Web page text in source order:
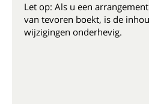
Let op: Als u een
van tevoren boekt, is de
wijzigingen onderhevig.